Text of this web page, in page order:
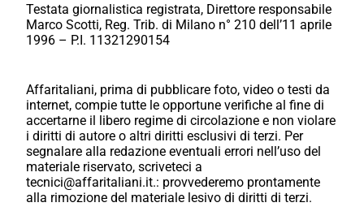
Testata giornalistica registrata, Direttore responsabile
Marco Scotti, Reg. Trib. di Milano n° 210 dell’11 aprile
1996 – P.I. 11321290154
Affaritaliani, prima di pubblicare foto, video o testi da
internet, compie tutte le opportune verifiche al fine di
accertarne il libero regime di circolazione e non violare
i diritti di autore o altri diritti esclusivi di terzi. Per
segnalare alla redazione eventuali errori nell’uso del
materiale riservato, scriveteci a
tecnici@affaritaliani.it.: provvederemo prontamente
alla rimozione del materiale lesivo di diritti di terzi.